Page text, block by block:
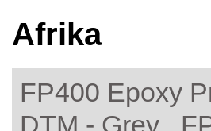
Afrika
FP400 Epoxy
DTM - Grey ,